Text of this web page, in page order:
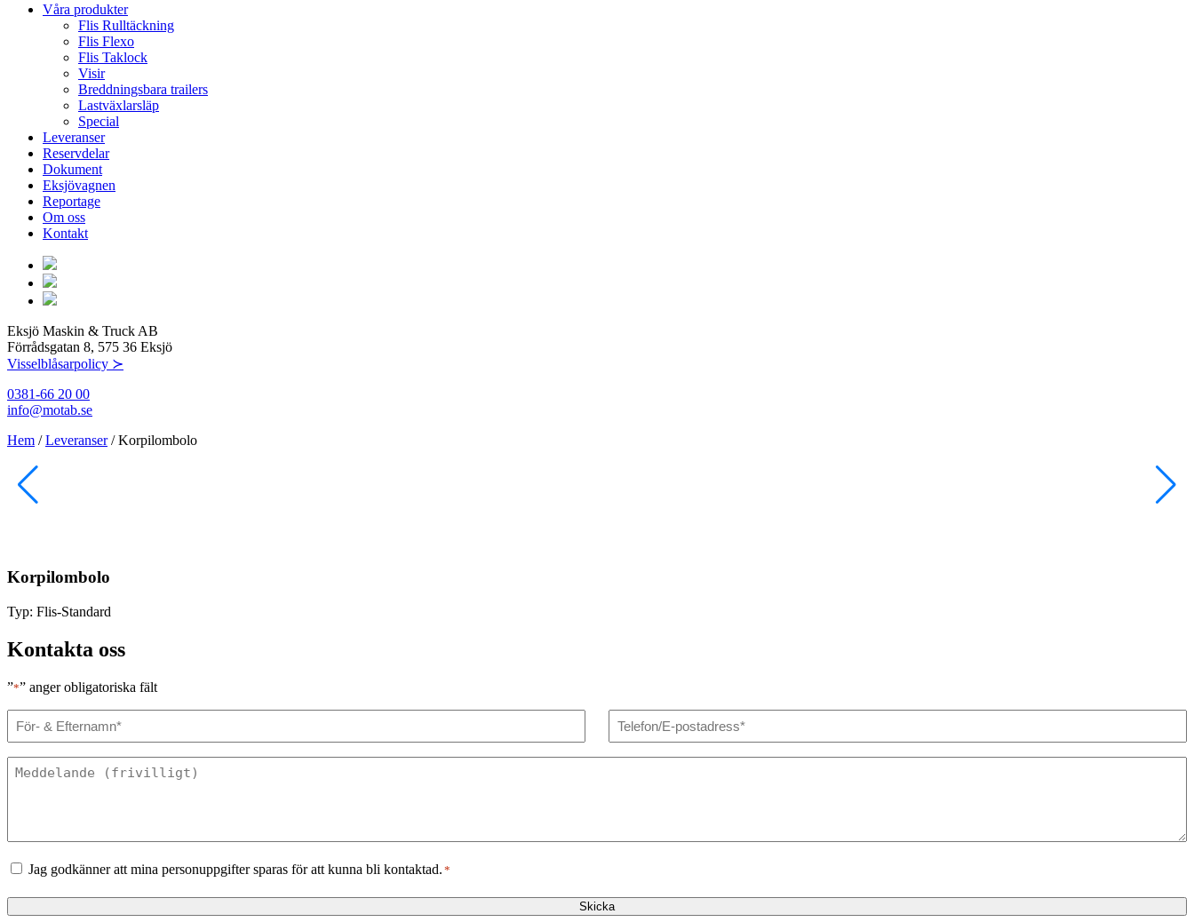
Våra produkter
Flis Rulltäckning
Flis Flexo
Flis Taklock
Visir
Breddningsbara trailers
Lastväxlarsläp
Special
Leveranser
Reservdelar
Dokument
Eksjövagnen
Reportage
Om oss
Kontakt
Eksjö Maskin & Truck AB
Förrådsgatan 8, 575 36 Eksjö
Visselblåsarpolicy ≻
0381-66 20 00
info@motab.se
Hem /Leveranser/Korpilombolo
Korpilombolo
Typ: Flis-Standard
Kontakta oss
”*” anger obligatoriska fält
&
postadress *
Samtycke*
Jag godkänner att mina personuppgifter sparas för att kunna bli kontaktad. *
Skicka